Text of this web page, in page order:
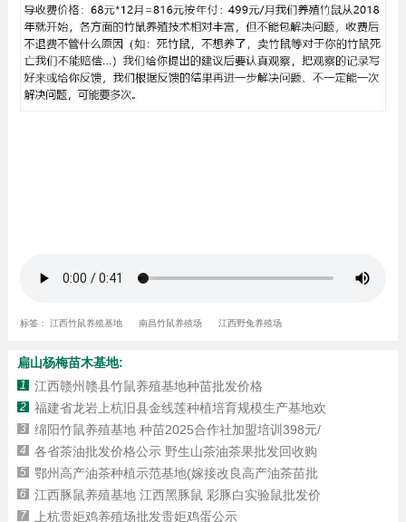
标签： 江西竹鼠养殖基地 南昌竹鼠养殖场 江西野兔养殖场
扁山杨梅苗木基地:
1 江西赣州赣县竹鼠养殖基地种苗批发价格
2 福建省龙岩上杭旧县金线莲种植培育规模生产基地欢
3 绵阳竹鼠养殖基地 种苗2025合作社加盟培训398元/
4 各省茶油批发价格公示 野生山茶油茶果批发回收购
5 鄂州高产油茶种植示范基地(嫁接改良高产油茶苗批
6 江西豚鼠养殖基地 江西黑豚鼠 彩豚白实验鼠批发价
7 上杭贵姖鸡养殖场批发贵姖鸡蛋公示